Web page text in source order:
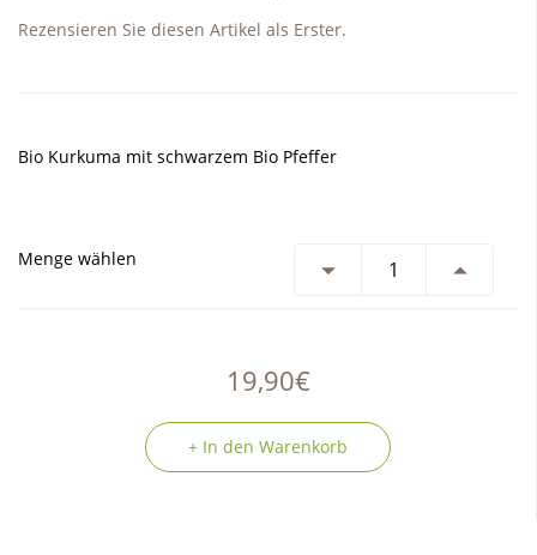
Rezensieren Sie diesen Artikel als Erster.
Bio Kurkuma mit schwarzem Bio Pfeffer
Menge wählen
19,90€
+ In den Warenkorb